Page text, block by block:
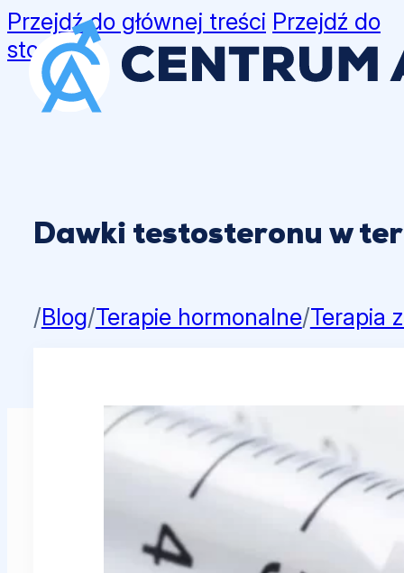
Przejdź do głównej treści Przejdź do
stopki
Dawki testosteronu w
/Blog/Terapie hormonalne/Terapia